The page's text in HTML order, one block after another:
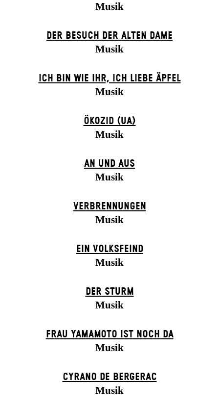
Musik
DER BE­SUCH DER ALT­EN DA­ME
Musik
ICH BIN WIE IHR, ICH LIEBE ÄPFEL
Musik
ÖKOZID (UA)
Musik
AN UND AUS
Musik
VERBRENNUNGEN
Musik
EIN VOLKS­FEIND
Musik
DER STURM
Musik
FRAU YAMAMOTO IST NOCH DA
Musik
CYRANO DE BERGERAC
Musik